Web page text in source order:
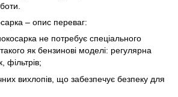
– опис переваг:
не потребує спеціального
як бензинові моделі: регулярна
фільтрів;
вихлопів, що забезпечує безпеку для